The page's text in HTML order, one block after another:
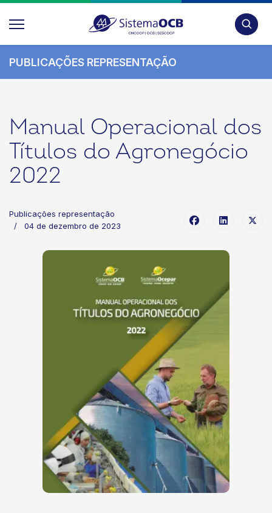
PUBLICAÇÕES REPRESENTAÇÃO
Manual Operacional dos
Títulos do Agronegócio
2022
Publicações representação
04 de dezembro de 2023